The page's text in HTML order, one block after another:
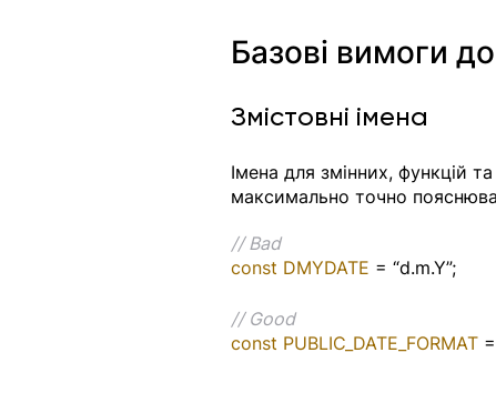
Базові вимоги
Змістовні імена
Імена для змінних, функцій
максимально точно
// Bad
const DMYDATE = “d.m.Y”;
// Good
const PUBLIC_DATE_FORMAT